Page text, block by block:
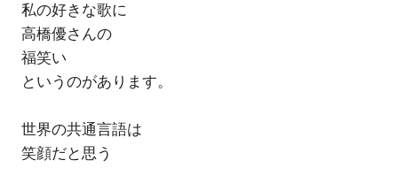
私の好きな歌に
高橋優さんの
福笑い
というのがあります。
世界の共通言語は
笑顔だと思う